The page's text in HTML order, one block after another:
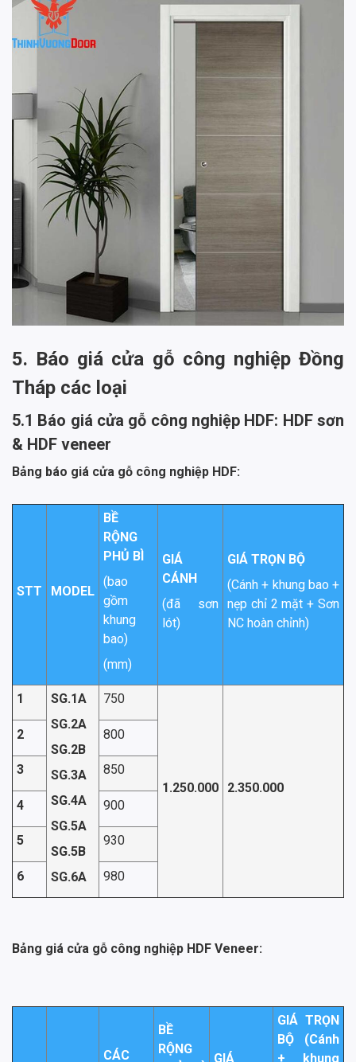
5. Báo giá cửa gỗ công nghiệp Đồng
Tháp các loại
5.1 Báo giá cửa gỗ công nghiệp HDF: HDF sơn
& HDF veneer
Bảng báo giá cửa gỗ công nghiệp HDF:
STT MODEL
BỀ
RỘNG
PHỦ BÌ
(bao
gồm
khung
bao)
(mm)
GIÁ
CÁNH
(đã sơn
lót)
GIÁ TRỌN BỘ
(Cánh + khung bao +
nẹp chỉ 2 mặt + Sơn
NC hoàn chỉnh)
1
SG.1A
SG.2A
SG.2B
SG.3A
SG.4A
SG.5A
SG.5B
SG.6A
750
1.250.000 2.350.000
2 800
3 850
4 900
5 930
6 980
Bảng giá cửa gỗ công nghiệp HDF Veneer:
CÁC
BỀ
RỘNG
GIÁ
GIÁ TRỌN
BỘ (Cánh
+ khung